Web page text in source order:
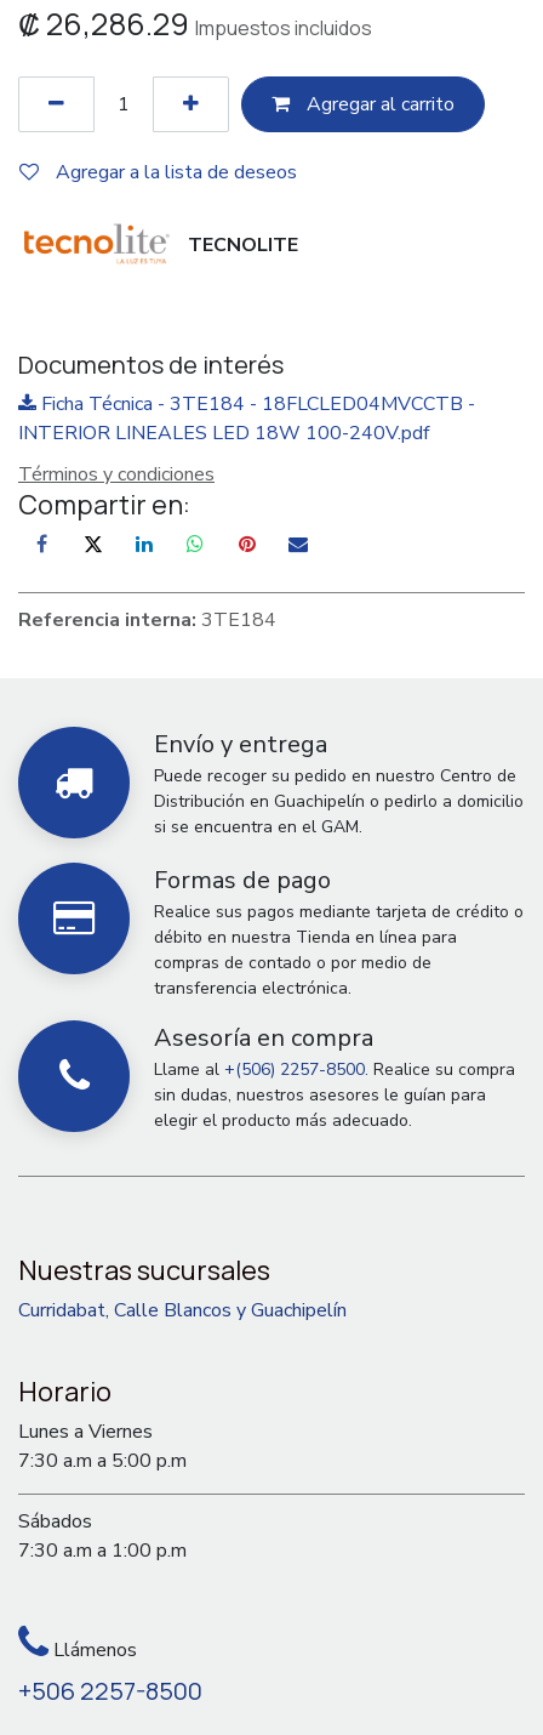
₡ 26,286.29 Impuestos incluidos
Agregar al c​​arrito
Agregar a la lista de deseos
TECNOLITE
Documentos de interés
Ficha Técnica - 3TE184 - 18FLCLED04MVCCTB -
INTERIOR LINEALES LED 18W 100-240V.pdf
Términos y condiciones
Compartir en:
Referencia interna: 3TE184
Envío y entrega
Puede recoger su pedido en nuestro Centro de
Distribución en Guachipelín o pedirlo a domicilio
si se encuentra en el GAM.
Formas de pago
Realice sus pagos mediante tarjeta de crédito o
débito en nuestra Tienda en línea para
compras de contado o por medio de
transferencia electrónica.
Asesoría en compra
Llame al +(506) 2257-8500. Realice su compra
sin dudas, nuestros asesores le guían para
elegir el producto más adecuado.
Nuestras sucursales
Curridabat, Calle Blancos y Guachipelín
Horario
Lunes a Viernes
7:30 a.m a 5:00 p.m
Sábados
7:30 a.m a 1:00 p.m
Llámenos
+506 2257-8500